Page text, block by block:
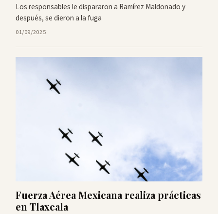
Los responsables le dispararon a Ramírez Maldonado y
después, se dieron a la fuga
01/09/2025
Fuerza Aérea Mexicana realiza prácticas
en Tlaxcala